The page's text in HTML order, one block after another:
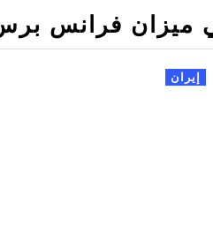
ميزان فرانس
إيران